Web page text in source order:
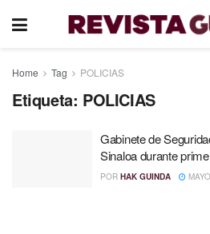
Home Tag POLICIAS
Etiqueta: POLICIAS
Gabinete de
Sinaloa durante
POR HAK GUINDA